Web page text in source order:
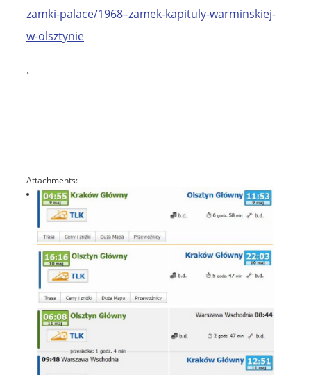
zamki-palace/1968–zamek-kapituly-warminskiej-
w-olsztynie
.
Attachments: